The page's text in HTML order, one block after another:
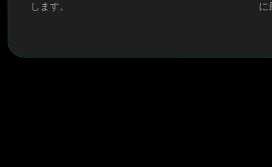
します。
に